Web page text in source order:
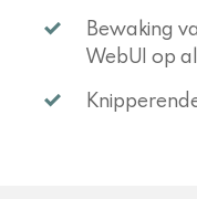
Bewaking
WebUI op